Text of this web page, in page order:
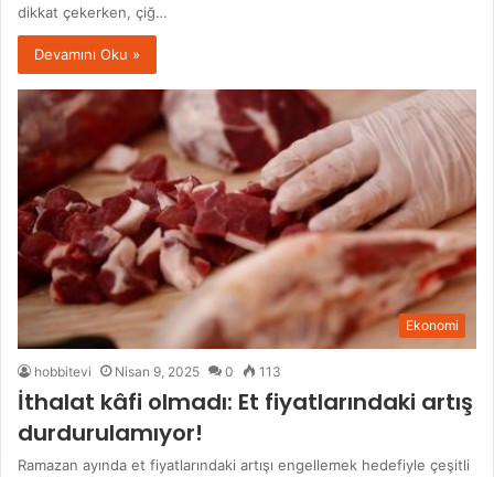
dikkat çekerken, çiğ…
Devamını Oku »
Ekonomi
hobbitevi Nisan 9, 2025 0 113
İthalat kâfi olmadı: Et fiyatlarındaki artış
durdurulamıyor!
Ramazan ayında et fiyatlarındaki artışı engellemek hedefiyle çeşitli